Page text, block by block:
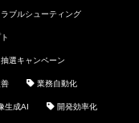
ラブルシューティング
抽選キャンペーン
業務自動化
生成AI 開発効率化